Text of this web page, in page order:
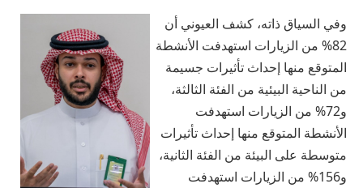
وفي السياق ذاته، كشف العيوني أن
82% من الزيارات استهدفت الأنشطة
المتوقع منها إحداث تأثيرات جسيمة
من الناحية البيئية من الفئة الثالثة،
و‬72% من الزيارات استهدفت
الأنشطة المتوقع منها إحداث تأثيرات
متوسطة على البيئة من الفئة الثانية،
و‬156% من الزيارات استهدفت